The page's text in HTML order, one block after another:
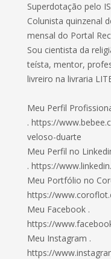
Superdotação pelo
Colunista quinzenal
mensal do Portal
Sou cientista da
teísta, mentor,
livreiro na livraria
Meu Perfil
. https://
veloso-duarte
Meu Perfil no
. https://
Meu Portfólio no
https://
Meu Facebook .
https://
Meu Instagram .
https://